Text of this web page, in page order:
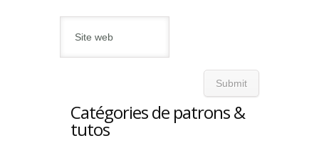
Catégories de patrons &
tutos